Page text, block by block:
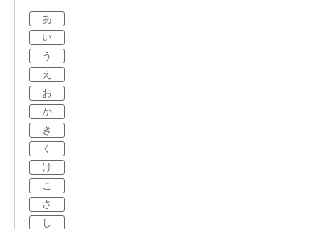
あ
い
う
え
お
か
き
く
け
こ
さ
し